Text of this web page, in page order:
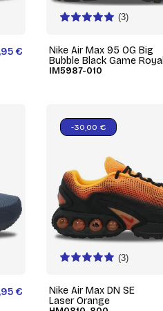
€
(3)
Nike Air Max 95 OG Big
Bubble Black Game Royal
IM5987-010
€
(3)
Nike Air Max DN SE
Laser Orange
-30,00 €